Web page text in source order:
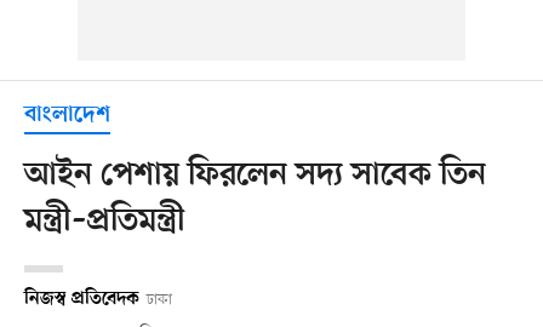
বাংলাদেশ
আইন পেশায় ফিরলেন সদ্য সাবেক তিন
মন্ত্রী–প্রতিমন্ত্রী
নিজস্ব প্রতিবেদক ঢাকা